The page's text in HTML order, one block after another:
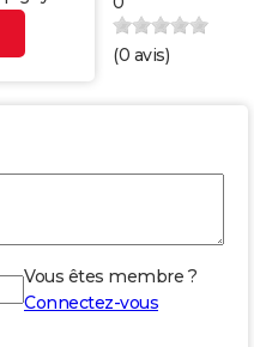
(0 avis)
Vous êtes membre ?
Connectez-vous